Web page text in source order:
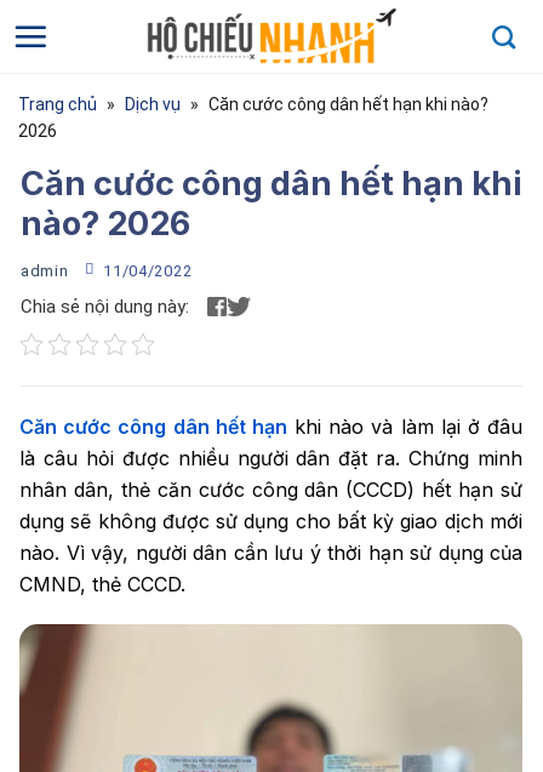
qua
dung
Trang chủ » Dịch vụ » Căn cước công dân hết hạn khi nào?
2026
Căn cước công dân hết hạn khi
nào? 2026
admin 11/04/2022
Chia sẻ nội dung này:
Căn cước công dân hết hạn khi nào và làm lại ở đâu
là câu hỏi được nhiều người dân đặt ra. Chứng minh
nhân dân, thẻ căn cước công dân (CCCD) hết hạn sử
dụng sẽ không được sử dụng cho bất kỳ giao dịch mới
nào. Vì vậy, người dân cần lưu ý thời hạn sử dụng của
CMND, thẻ CCCD.
Nhập số điện thoại
cần được tư vấn
Dịch vụ cần tư
vấn*
cho tôi